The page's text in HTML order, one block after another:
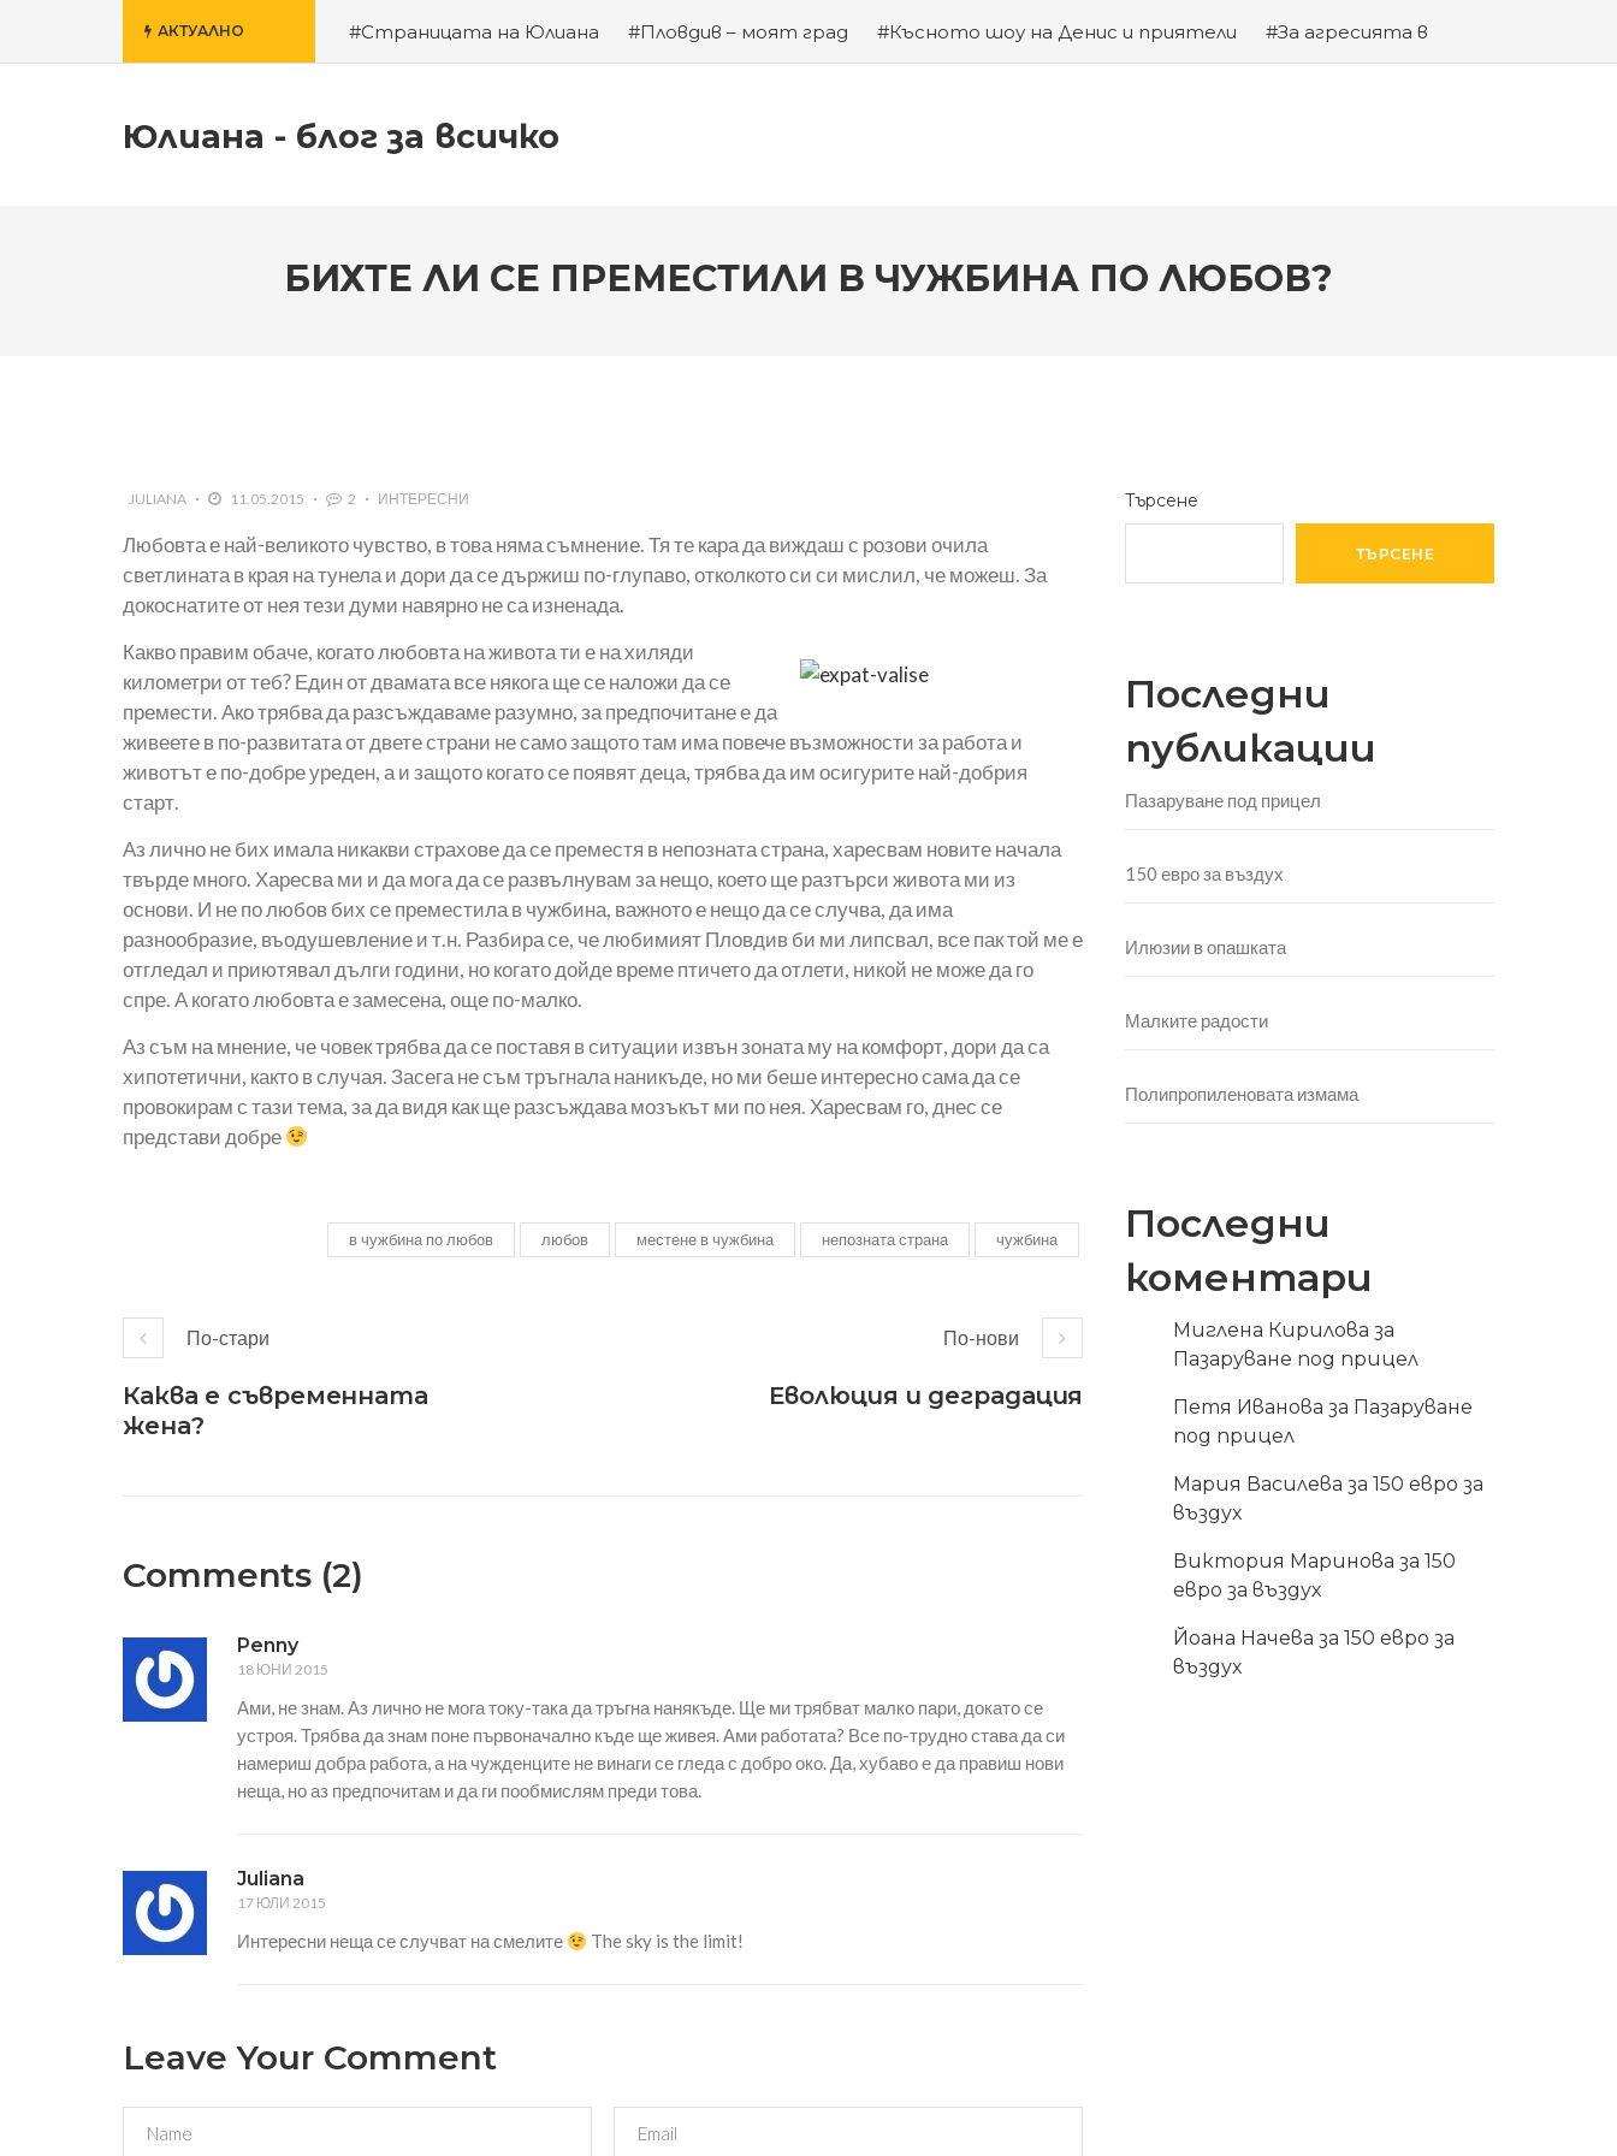
АКТУАЛНО #Страницата на Юлиана #Пловдив – моят град #Късното шоу на Денис и приятели
#За агресията в
училище
#За гроба на Левски #Хубаво местенце в Пловдив #Годината на Змията
Юлиана - блог за всичко
БИХТЕ ЛИ СЕ ПРЕМЕСТИЛИ В ЧУЖБИНА ПО ЛЮБОВ?
JULIANA 11.05.2015 2 ИНТЕРЕСНИ
Любовта е най-великото чувство, в това няма съмнение. Тя те кара да виждаш с розови очила
светлината в края на тунела и дори да се държиш по-глупаво, отколкото си си мислил, че можеш. За
докоснатите от нея тези думи навярно не са изненада.
Какво правим обаче, когато любовта на живота ти е на хиляди
километри от теб? Един от двамата все някога ще се наложи да се
премести. Ако трябва да разсъждаваме разумно, за предпочитане е да
живеете в по-развитата от двете страни не само защото там има повече възможности за работа и
животът е по-добре уреден, а и защото когато се появят деца, трябва да им осигурите най-добрия
старт.
Аз лично не бих имала никакви страхове да се преместя в непозната страна, харесвам новите начала
твърде много. Харесва ми и да мога да се развълнувам за нещо, което ще разтърси живота ми из
основи. И не по любов бих се преместила в чужбина, важното е нещо да се случва, да има
разнообразие, въодушевление и т.н. Разбира се, че любимият Пловдив би ми липсвал, все пак той ме е
отгледал и приютявал дълги години, но когато дойде време птичето да отлети, никой не може да го
спре. А когато любовта е замесена, още по-малко.
Аз съм на мнение, че човек трябва да се поставя в ситуации извън зоната му на комфорт, дори да са
хипотетични, както в случая. Засега не съм тръгнала наникъде, но ми беше интересно сама да се
провокирам с тази тема, за да видя как ще разсъждава мозъкът ми по нея. Харесвам го, днес се
представи добре
в чужбина по любов любов местене в чужбина непозната страна чужбина
По-стари
Каква е съвременната
жена?
По-нови
Еволюция и деградация
Comments (2)
Penny
18 ЮНИ 2015
Ами, не знам. Аз лично не мога току-така да тръгна нанякъде. Ще ми трябват малко пари, докато се
устроя. Трябва да знам поне първоначално къде ще живея. Ами работата? Все по-трудно става да си
намериш добра работа, а на чужденците не винаги се гледа с добро око. Да, хубаво е да правиш нови
неща, но аз предпочитам и да ги пообмислям преди това.
Juliana
17 ЮЛИ 2015
Интересни неща се случват на смелите The sky is the limit!
Leave Your Comment
Търсене
ТЪРСЕНЕ
Последни
публикации
Пазаруване под прицел
150 евро за въздух
Илюзии в опашката
Малките радости
Полипропиленовата измама
Последни
коментари
Миглена Кирилова за
Пазаруване под прицел
Петя Иванова за Пазаруване
под прицел
Мария Василева за150 евро за
въздух
Виктория Маринова за150
евро за въздух
Йоана Начева за150 евро за
въздух